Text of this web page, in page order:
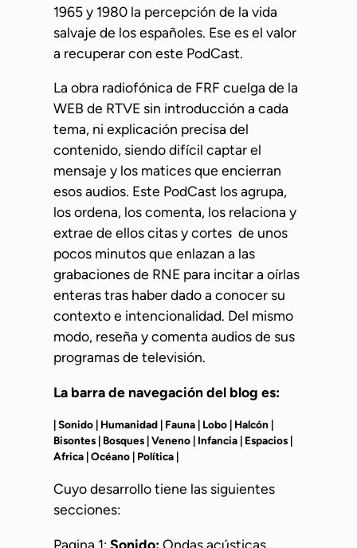
1965 y 1980 la percepción de la vida
salvaje de los españoles. Ese es el valor
a recuperar con este PodCast.
La obra radiofónica de FRF cuelga de la
WEB de RTVE sin introducción a cada
tema, ni explicación precisa del
contenido, siendo difícil captar el
mensaje y los matices que encierran
esos audios. Este PodCast los agrupa,
los ordena, los comenta, los relaciona y
extrae de ellos citas y cortes de unos
pocos minutos que enlazan a las
grabaciones de RNE para incitar a oírlas
enteras tras haber dado a conocer su
contexto e intencionalidad. Del mismo
modo, reseña y comenta audios de sus
programas de televisión.
La barra de navegación del blog es:
| Sonido | Humanidad | Fauna | Lobo | Halcón |
Bisontes | Bosques | Veneno | Infancia | Espacios |
Africa | Océano | Política |
Cuyo desarrollo tiene las siguientes
secciones:
Pagina 1: Sonido: Ondas acústicas,